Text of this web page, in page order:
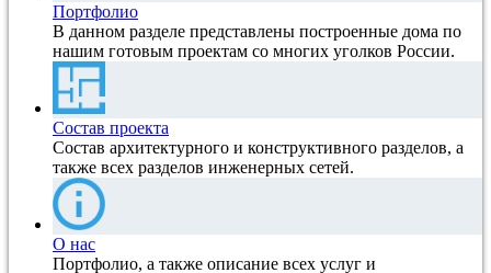
Портфолио
В данном разделе представлены построенные дома по
нашим готовым проектам со многих уголков России.
Состав проекта
Состав архитектурного и конструктивного разделов, а
также всех разделов инженерных сетей.
О нас
Портфолио, а также описание всех услуг и